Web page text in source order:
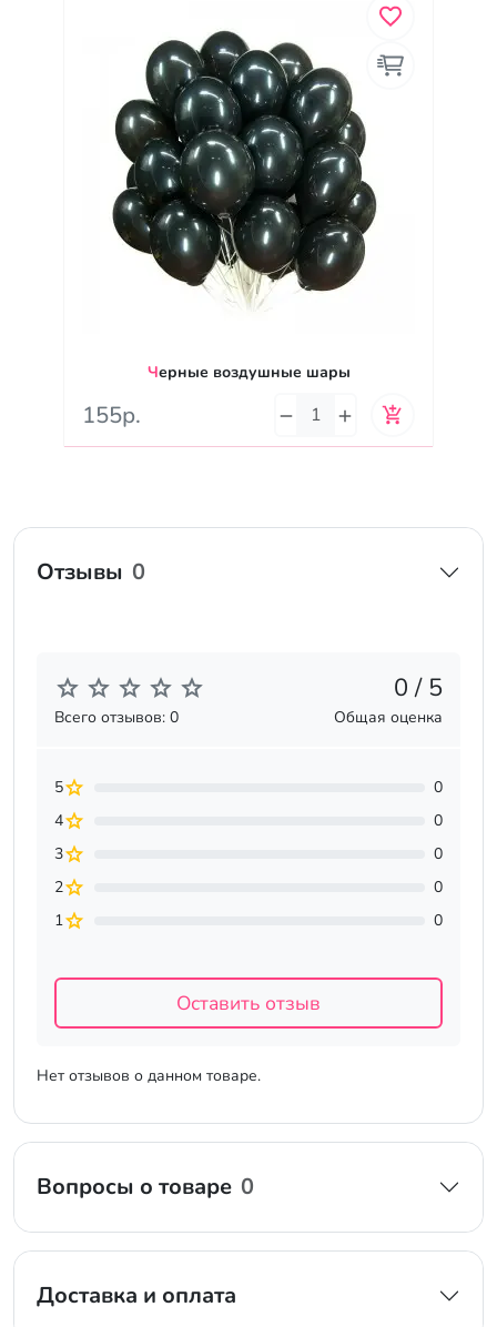
Черные воздушные шары
155р.
Отзывы 0
Нет отзывов о данном товаре.
0 / 5
Всего отзывов: 0 Общая оценка
5
0
4
0
3
0
2
0
1
0
Оставить отзыв
Вопросы о товаре 0
Доставка и оплата